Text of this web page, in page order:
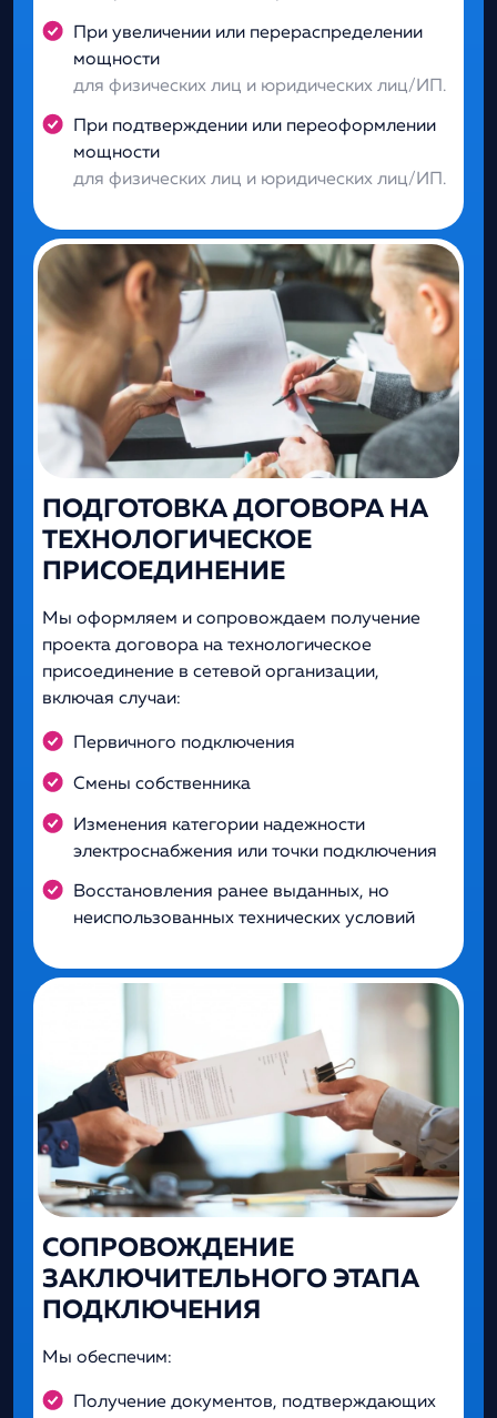
При увеличении или перераспределении
мощности
для физических лиц и юридических лиц/ИП.
При подтверждении или переоформлении
мощности
для физических лиц и юридических лиц/ИП.
ПОДГОТОВКА ДОГОВОРА НА
ТЕХНОЛОГИЧЕСКОЕ
ПРИСОЕДИНЕНИЕ
Мы оформляем и сопровождаем получение
проекта договора на технологическое
присоединение в сетевой организации,
включая случаи:
Первичного подключения
Смены собственника
Изменения категории надежности
электроснабжения или точки подключения
Восстановления ранее выданных, но
неиспользованных технических условий
СОПРОВОЖДЕНИЕ
ЗАКЛЮЧИТЕЛЬНОГО ЭТАПА
ПОДКЛЮЧЕНИЯ
Мы обеспечим:
Получение документов, подтверждающих